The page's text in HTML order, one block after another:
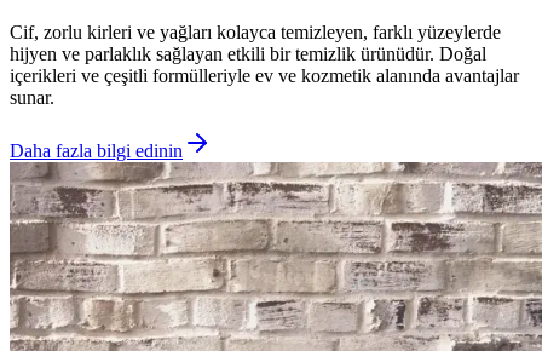
Cif, zorlu kirleri ve yağları kolayca temizleyen, farklı yüzeylerde
hijyen ve parlaklık sağlayan etkili bir temizlik ürünüdür. Doğal
içerikleri ve çeşitli formülleriyle ev ve kozmetik alanında avantajlar
sunar.
Daha fazla bilgi edinin